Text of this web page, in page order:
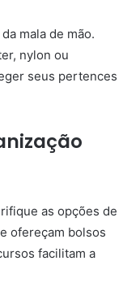
mala de mão.
nylon ou
seus pertences
as opções de
ofereçam bolsos
facilitam a